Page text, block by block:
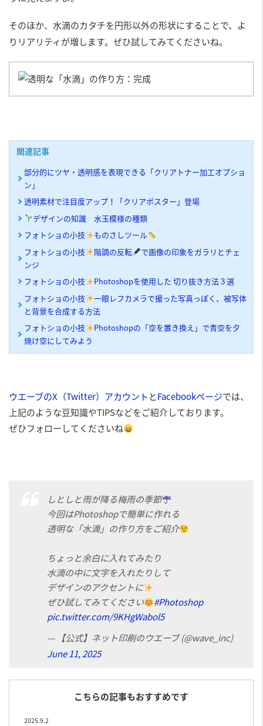
そのほか、水滴のカタチを円形以外の形状にすることで、よ
りリアリティが増します。ぜひ試してみてくださいね。
関連記事
部分的にツヤ・透明感を表現できる「クリアトナー加工オプショ
ン」
透明素材で注目度アップ！「クリアポスター」登場
デザインの知識 水玉模様の種類
フォトショの小技
ものさしツール
フォトショの小技
階調の反転
で画像の印象をガラリとチェ
ンジ
フォトショの小技
Photoshopを使用した 切り抜き方法３選
フォトショの小技
一眼レフカメラで撮った写真っぽく、被写体
と背景を合成する方法
フォトショの小技
Photoshopの「空を置き換え」で青空を夕
焼け空にしてみよう
ウエーブのX（Twitter）アカウントとFacebookページでは、
上記のような豆知識やTIPSなどをご紹介しております。
ぜひフォローしてくださいね
しとしと雨が降る梅雨の季節
今回はPhotoshopで簡単に作れる
透明な「水滴」の作り方をご紹介
ちょっと余白に入れてみたり
水滴の中に文字を入れたりして
デザインのアクセントに
ぜひ試してみてください
#Photoshop
pic.twitter.com/9KHgWabol5
— 【公式】ネット印刷のウエーブ (@wave_inc)
June 11, 2025
こちらの記事もおすすめです
2025.9.2